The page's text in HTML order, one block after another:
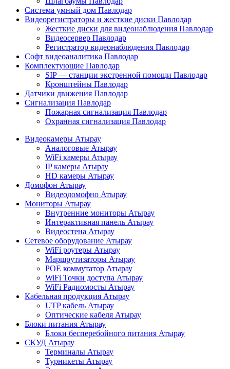
Система умный дом Павлодар
Видеорегистраторы и жесткие диски Павлодар
Жесткие диски для видеонаблюдения Павлодар
Видеосервер Павлодар
Регистратор видеонаблюдения Павлодар
Софт видеоаналитика Павлодар
Комплектующие Павлодар
SIP — станции экстренной помощи Павлодар
Кронштейны Павлодар
Датчики движения Павлодар
Сигнализация Павлодар
Пожарная сигнализация Павлодар
Охранная сигнализация Павлодар
Видеокамеры Атырау
Аналоговые Атырау
WiFi камеры Атырау
IP камеры Атырау
HD камеры Атырау
Домофон Атырау
Видеодомофно Атырау
Мониторы Атырау
Внутренние мониторы Атырау
Интерактивная панель Атырау
Видеостена Атырау
Сетевое оборудование Атырау
WiFi роутеры Атырау
Маршрутизаторы Атырау
POE коммутатор Атырау
WiFi Точки доступа Атырау
WiFi Радиомосты Атырау
Кабельная продукция Атырау
UTP кабель Атырау
Оптические кабеля Атырау
Блоки питания Атырау
Блоки бесперебойного питания Атырау
СКУД Атырау
Терминалы Атырау
Турникеты Атырау